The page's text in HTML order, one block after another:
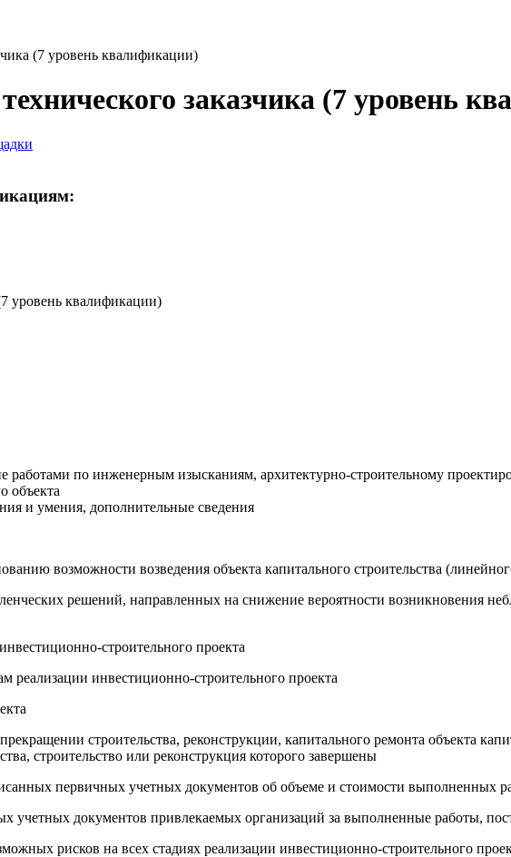
(7 уровень квалификации)
заказчика (7 уровень
уровень квалификации)
работами по инженерным изысканиям, архитектурно-строительному
объекта
и умения, дополнительные сведения
возможности возведения объекта капитального строительства
решений, направленных на снижение вероятности возникновения
строительного проекта
инвестиционно-строительного проекта
строительства, реконструкции, капитального ремонта объекта
строительство или реконструкция которого завершены
первичных учетных документов об объеме и стоимости выполненных
учетных документов привлекаемых организаций за выполненные работы,
рисков на всех стадиях реализации инвестиционно-строительного